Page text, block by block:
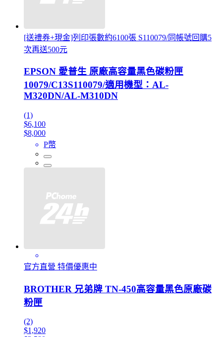
[送禮券+現金]列印張數約6100張 S110079/同帳號回購5
次再送500元
EPSON 愛普生 原廠高容量黑色碳粉匣
10079/C13S110079/適用機型：AL-
M320DN/AL-M310DN
(1)
$6,100
$8,000
P幣
官方直營 特價優惠中
BROTHER 兄弟牌 TN-450高容量黑色原廠碳
粉匣
(2)
$1,920